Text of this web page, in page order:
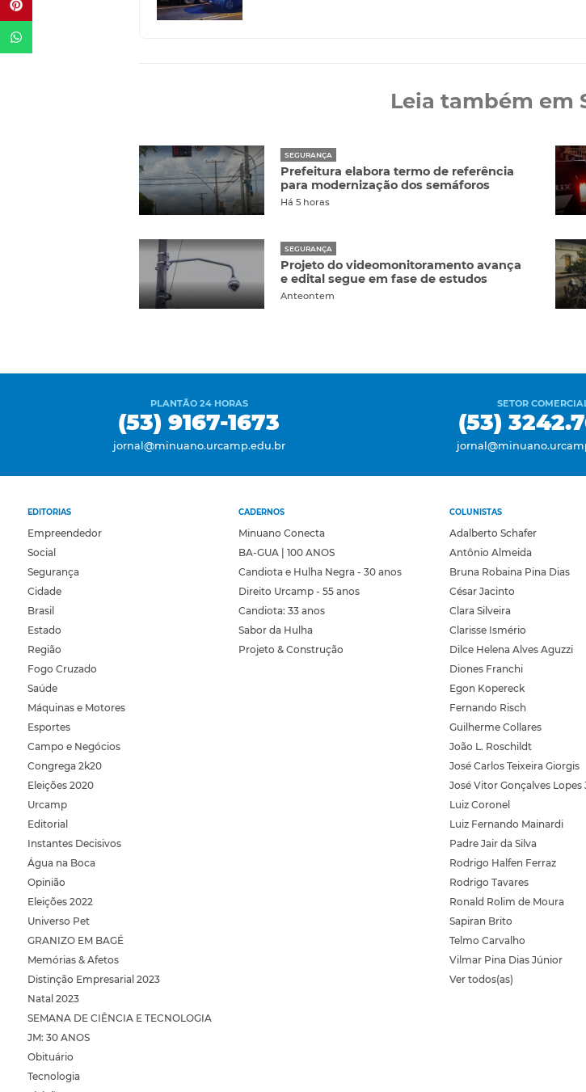
Leia também em
SEGURANÇA
Prefeitura elabora termo de referência
para modernização dos semáforos
Há 5 horas
SEGURANÇA
Projeto do videomonitoramento avança
e edital segue em fase de estudos
Anteontem
PLANTÃO 24 HORAS
(53) 9167-1673
jornal@minuano.urcamp.edu.br
SETOR
(53)
EDITORIAS
Empreendedor
Social
Segurança
Cidade
Brasil
Estado
Região
Fogo Cruzado
Saúde
Máquinas e Motores
Esportes
Campo e Negócios
Congrega 2k20
Eleições 2020
Urcamp
Editorial
Instantes Decisivos
Água na Boca
Opinião
Eleições 2022
Universo Pet
GRANIZO EM BAGÉ
Memórias & Afetos
Distinção Empresarial 2023
Natal 2023
SEMANA DE CIÊNCIA E TECNOLOGIA
JM: 30 ANOS
Obituário
Tecnologia
CADERNOS
Minuano Conecta
BA-GUA | 100 ANOS
Candiota e Hulha Negra - 30 anos
Direito Urcamp - 55 anos
Candiota: 33 anos
Sabor da Hulha
Projeto & Construção
COLUNISTAS
Adalberto Schafer
Antônio Almeida
Bruna Robaina Pina Dias
César Jacinto
Clara Silveira
Clarisse Ismério
Dilce Helena Alves Aguzzi
Diones Franchi
Egon Kopereck
Fernando Risch
Guilherme Collares
João L. Roschildt
José Carlos Teixeira Giorgis
José Vitor Gonçalves Lopes
Luiz Coronel
Luiz Fernando Mainardi
Padre Jair da Silva
Rodrigo Halfen Ferraz
Rodrigo Tavares
Ronald Rolim de Moura
Sapiran Brito
Telmo Carvalho
Vilmar Pina Dias Júnior
Ver todos(as)